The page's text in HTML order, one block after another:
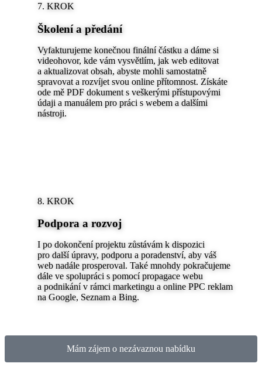
7. KROK
Školení a předání
Vyfakturujeme konečnou finální částku a dáme si
videohovor, kde vám vysvětlím, jak web editovat
a aktualizovat obsah, abyste mohli samostatně
spravovat a rozvíjet svou online přítomnost. Získáte
ode mě PDF dokument s veškerými přístupovými
údaji a manuálem pro práci s webem a dalšími
nástroji.
8. KROK
Podpora a rozvoj
I po dokončení projektu zůstávám k dispozici
pro další úpravy, podporu a poradenství, aby váš
web nadále prosperoval. Také mnohdy pokračujeme
dále ve spolupráci s pomocí propagace webu
a podnikání v rámci marketingu a online PPC reklam
na Google, Seznam a Bing.
Mám zájem o nezávaznou nabídku